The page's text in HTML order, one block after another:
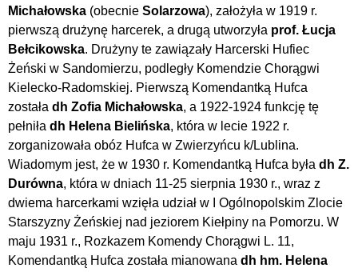
Michałowska (obecnie Solarzowa), założyła w 1919 r.
pierwszą drużynę harcerek, a drugą utworzyła prof. Łucja
Bełcikowska. Drużyny te zawiązały Harcerski Hufiec
Żeński w Sandomierzu, podległy Komendzie Chorągwi
Kielecko-Radomskiej. Pierwszą Komendantką Hufca
została dh Zofia Michałowska, a 1922-1924 funkcję tę
pełniła dh Helena Bielińska, która w lecie 1922 r.
zorganizowała obóz Hufca w Zwierzyńcu k/Lublina.
Wiadomym jest, że w 1930 r. Komendantką Hufca była dh Z.
Durówna, która w dniach 11-25 sierpnia 1930 r., wraz z
dwiema harcerkami wzięła udział w I Ogólnopolskim Zlocie
Starszyzny Żeńskiej nad jeziorem Kiełpiny na Pomorzu. W
maju 1931 r., Rozkazem Komendy Chorągwi L. 11,
Komendantką Hufca została mianowana dh hm. Helena